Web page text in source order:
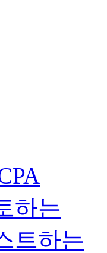
하는
트하는